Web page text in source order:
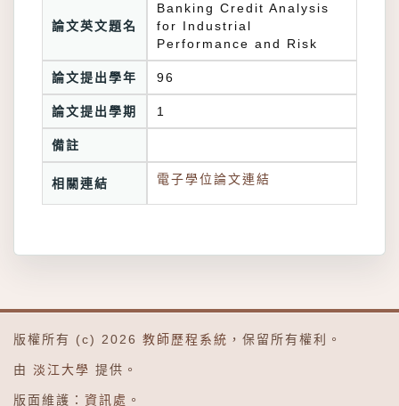
論文英文題名
Banking Credit Analysis
for Industrial
Performance and Risk
論文提出學年 96
論文提出學期 1
備註
相關連結 電子學位論文連結
版權所有 (c) 2026 教師歷程系統 ，保留所有權利。
由 淡江大學 提供。
版面維護： 資訊處 。